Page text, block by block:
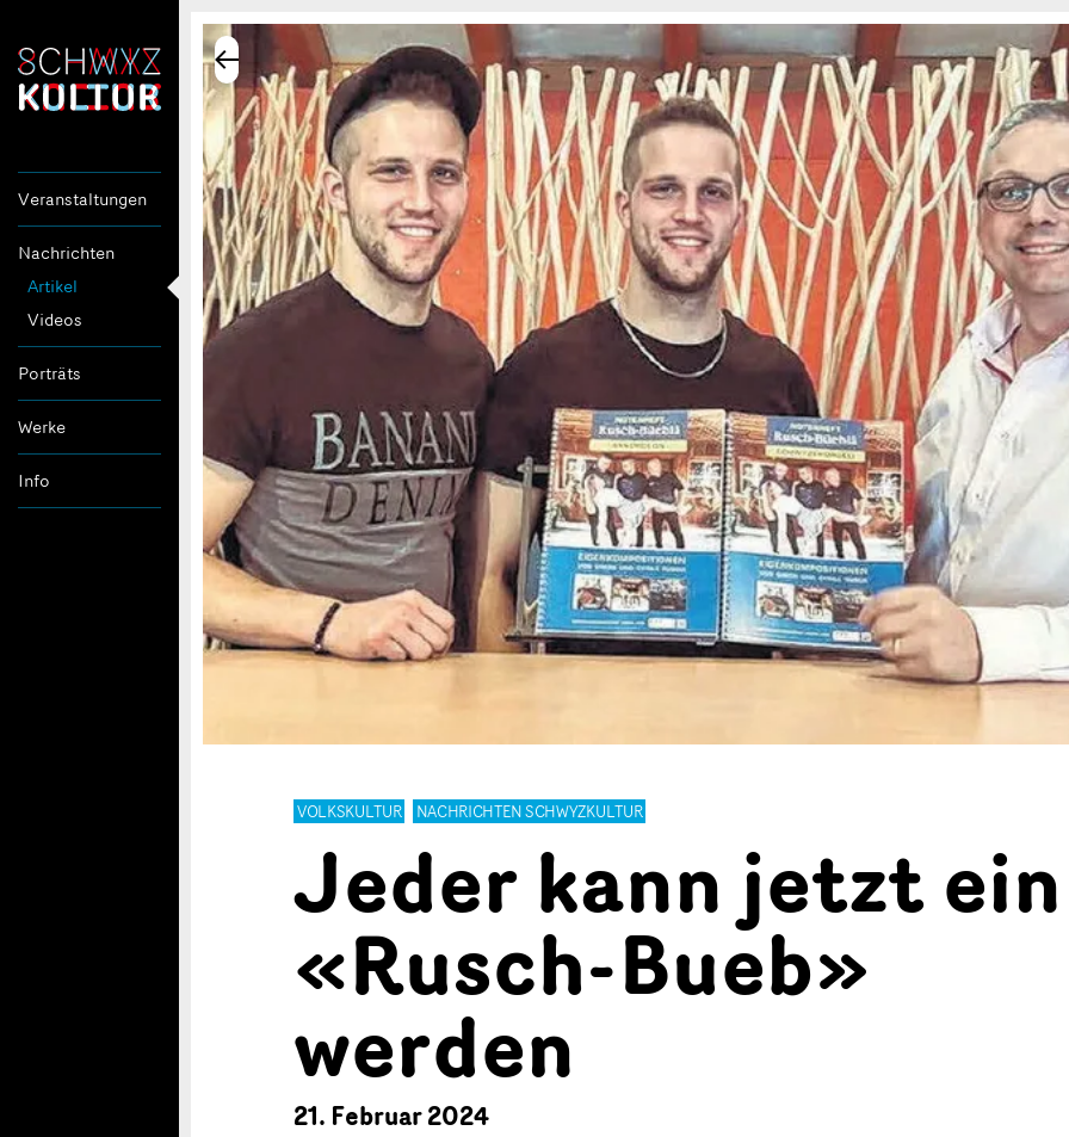
Veranstaltungen
Nachrichten
Artikel
Videos
Porträts
Werke
Info
VOLKSKULTUR NACHRICHTEN SCHWYZKULTUR
Jeder kann jetzt ein
«Rusch-Bueb»
werden
21. Februar 2024